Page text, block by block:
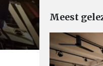
Meest